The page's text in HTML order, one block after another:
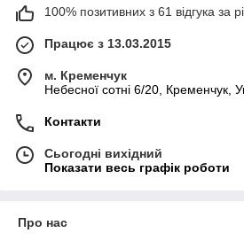
100% позитивних з 61 відгука за
Працює з 13.03.2015
м. Кременчук
Небесної сотні 6/20, Кременчук,
Контакти
Сьогодні вихідний
Показати весь графік роботи
Про нас